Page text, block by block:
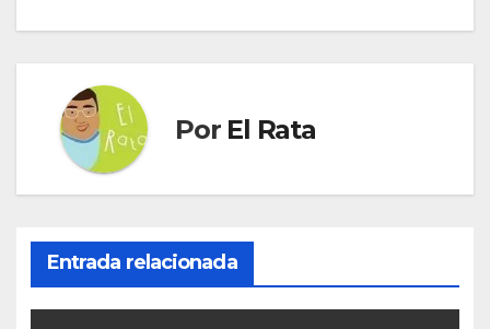
Por El Rata
Entrada relacionada